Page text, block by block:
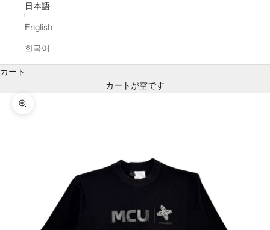
日本語
English
한국어
カート
カートが空です
ズームイン